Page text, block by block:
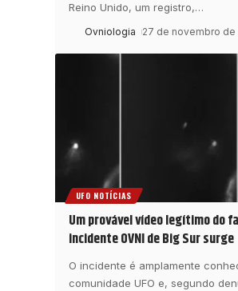
Reino Unido, um registro,…
Ovniologia 27 de novembro de
UFO NOTÍCIAS
Um provável vídeo legítimo do
incidente OVNI de Big Sur surge
O incidente é amplamente
comunidade UFO e, segundo